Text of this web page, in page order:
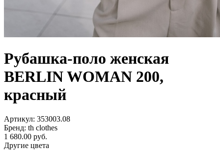
Рубашка-поло женская
BERLIN WOMAN 200,
красный
Артикул: 353003.08
Бренд: th clothes
1 680.00 руб.
Другие цвета